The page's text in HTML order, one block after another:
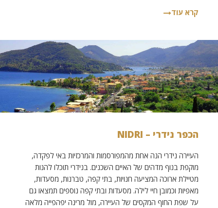
קרא עוד
הכפר נידרי – NIDRI
העיירה נידרי הנה אחת מהמפורסמות והמרכזיות באי לפקדה,
מוקפת בנוף מדהים של האיים השכנים. בנידרי תוכלו להנות
מטיילת ארוכה המציעה חנויות, בתי קפה, טברנות, מסעדות,
מאפיות וכמובן חיי לילה. מסעדות ובתי קפה נוספים תמצאו גם
על שפת החוף המקסים של העיירה, מול מרינה יפהפייה מלאה